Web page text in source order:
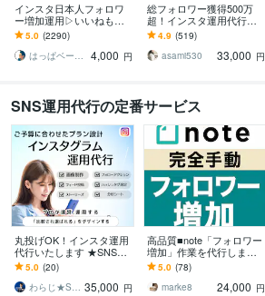
インスタ日本人フォロワ
ー増加運用▷いいねも増
えます ▶︎「数」＋「本
物」の増加▷当店独自ア
クティブフォロワー増加
5.0 (2290)
はっぱベース by santa
4,000 円
総フォロワー獲得500万
超！インスタ運用代行し
ます Instagramで集客/売
上UP/収益化を実現！
4.9 (519)
asami530
33,000 円
SNS運用代行の定番サービス
丸投げOK！インスタ運用
代行いたします ★SNS運
用｜Instagram運用代行｜
1か月運用★
5.0 (20)
わらじ★SNS集客コンサルタント 35,000 円
高品質■note「フォロワー
増加」作業を代行します
【大好評】ひと月400～10
00フォロワー増実績●完全
手動
5.0 (78)
marke8
24,000 円